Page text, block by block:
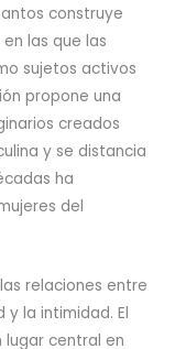
construye
las que las
sujetos activos
propone una
creados
y se distancia
ha
del
relaciones entre
la intimidad. El
central en